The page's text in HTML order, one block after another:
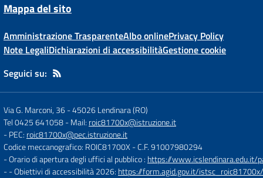
Mappa del sito
Amministrazione TrasparenteAlbo onlinePrivacy Policy
Note LegaliDichiarazioni di accessibilitàGestione cookie
Seguici su:
Via G. Marconi, 36-45026 Lendinara (RO)
Tel 0425 641058- Mail: roic81700x@istruzione.it
- PEC: roic81700x@pec.istruzione.it
Codice meccanografico: ROIC81700X- C.F. 91007980294
- Orario di apertura degli uffici al pubblico : https://www.icslendinara.edu.it/
- - Obiettivi di accessibilità 2026: https://form.agid.gov.it/